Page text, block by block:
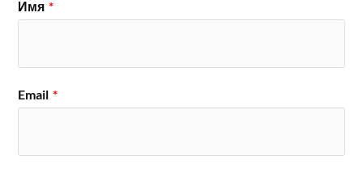
Имя *
Email *